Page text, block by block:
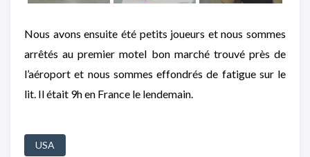
Nous avons ensuite été petits joueurs et nous sommes
arrêtés au premier motel bon marché trouvé près de
l’aéroport et nous sommes effondrés de fatigue sur le
lit. Il était 9h en France le lendemain.
USA